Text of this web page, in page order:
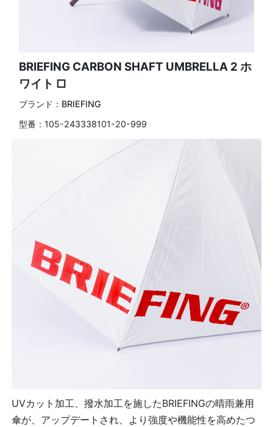
BRIEFING CARBON SHAFT UMBRELLA 2 ホ
ワイト □
ブランド： BRIEFING
型番： 105-243338101-20-999
UVカット加工、撥水加工を施したBRIEFINGの晴雨兼用
傘が、アップデートされ、より強度や機能性を高めたつ